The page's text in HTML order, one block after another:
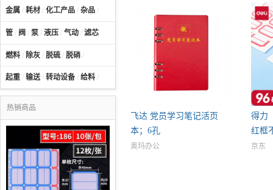
金属 / 耗材 / 化工产品 / 杂品 /
管 / 阀 / 泵 / 液压 / 气动 / 滤芯
燃料 / 除灰 / 脱硫 / 脱硝 /
起重 / 输送/ 转动设备 / 给料 /
热销商品
飞达 党员学习笔记活页
本；6孔
奥玛办公
得力
红框
京东